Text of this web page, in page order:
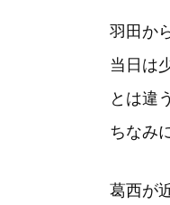
羽田か
当日は
とは違
ちなみ
葛西が